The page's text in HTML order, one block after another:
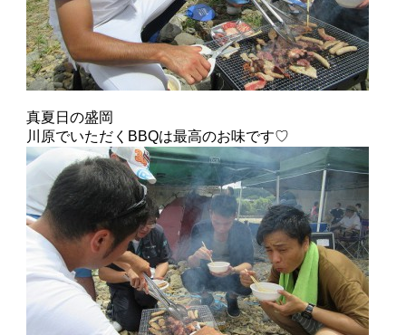
真夏日の盛岡
川原でいただくBBQは最高のお味です♡